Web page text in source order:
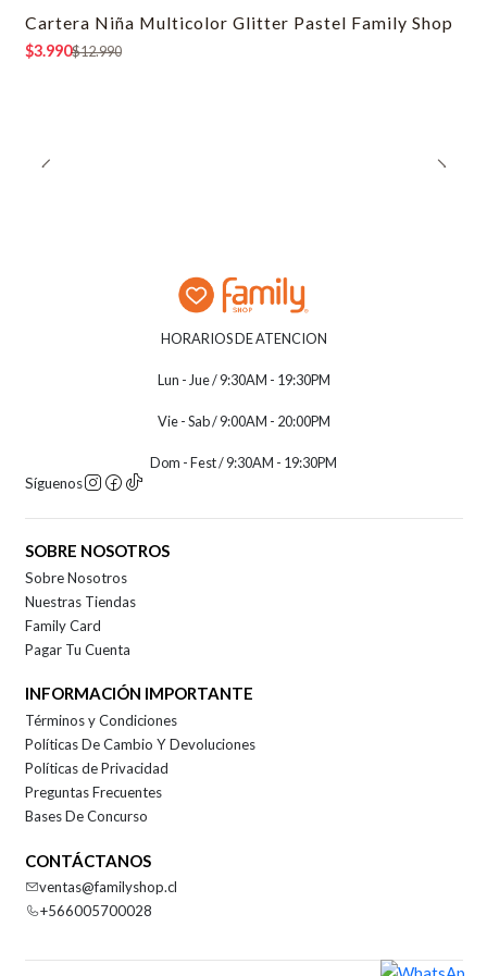
-69% OFF
Cartera Niña Multicolor Glitter Pastel Family Shop
$3.990$12.990
HORARIOS DE ATENCION
Lun - Jue / 9:30AM - 19:30PM
Vie - Sab / 9:00AM - 20:00PM
Dom - Fest / 9:30AM - 19:30PM
Síguenos
SOBRE NOSOTROS
Sobre Nosotros
Nuestras Tiendas
Family Card
Pagar Tu Cuenta
INFORMACIÓN IMPORTANTE
Términos y Condiciones
Políticas De Cambio Y Devoluciones
Políticas de Privacidad
Preguntas Frecuentes
Bases De Concurso
CONTÁCTANOS
ventas@familyshop.cl
+566005700028